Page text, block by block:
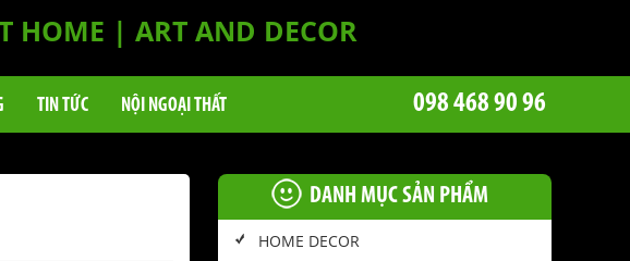
HOME | ART AND DECOR
TIN TỨC NỘI NGOẠI THẤT 098 468 90 96
DANH MỤC SẢN PHẨM
HOME DECOR